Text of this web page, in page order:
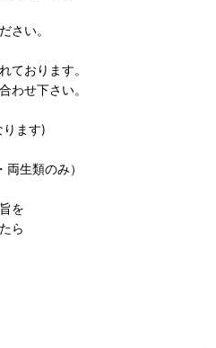
さい。
ております。
わせ下さい。
ります)
生類のみ）
を
ら